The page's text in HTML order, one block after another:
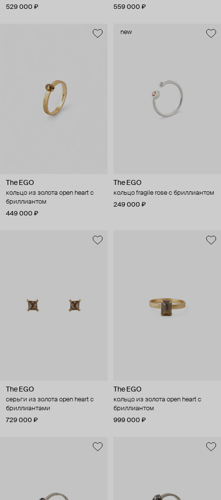
529 000 ₽
559 000 ₽
The EGO
кольцо из золота open heart с
бриллиантом
449 000 ₽
new
The EGO
кольцо fragile rose с бриллиантом
249 000 ₽
The EGO
серьги из золота open heart с
бриллиантами
729 000 ₽
The EGO
кольцо из золота open heart с
бриллиантом
999 000 ₽